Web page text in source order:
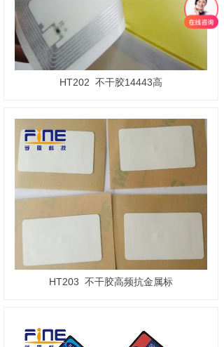
HT202 不干胶14443高
HT203 不干胶高频抗金属标